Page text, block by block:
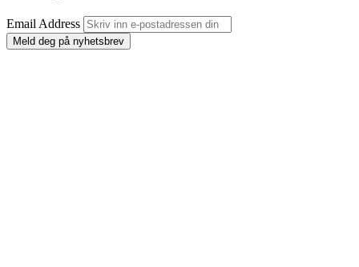
Email Address
Meld deg på nyhetsbrev